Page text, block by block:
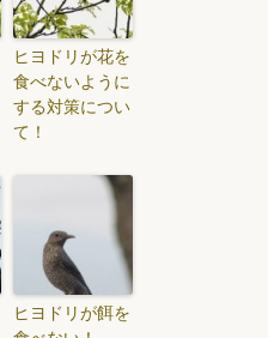
ヒヨドリが花を
食べないように
する対策につい
て！
ヒヨドリが餌を